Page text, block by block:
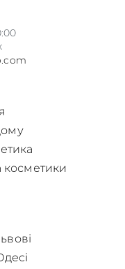
косметики